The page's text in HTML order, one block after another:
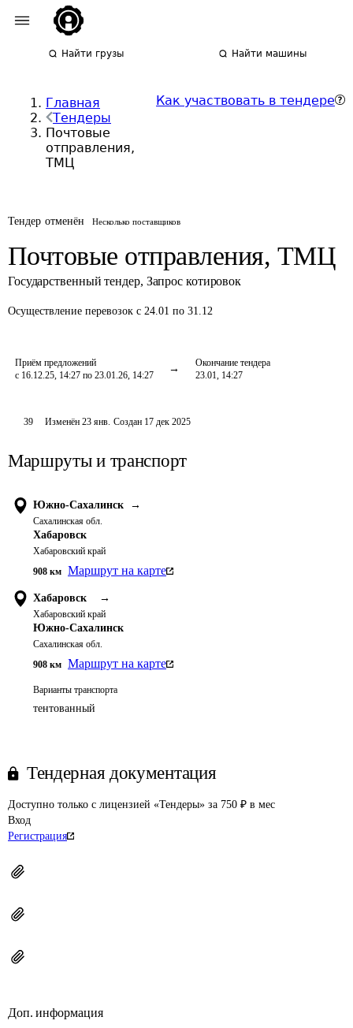
Найти грузы Найти машины
Главная
Тендеры
Почтовые
отправления,
ТМЦ
Как участвовать в тендере
Тендер отменён Несколько поставщиков
Почтовые отправления, ТМЦ
Государственный тендер, Запрос котировок
Осуществление перевозок с 24.01 по 31.12
Приём предложений
с 16.12.25, 14:27 по 23.01.26, 14:27
Окончание тендера
23.01, 14:27
39 Изменён23 янв. Создан 17 дек 2025
Маршруты и транспорт
Южно-Сахалинск →
Сахалинская обл.
Хабаровск
Хабаровский край
908 км Маршрут на карте
Хабаровск →
Хабаровский край
Южно-Сахалинск
Сахалинская обл.
908 км Маршрут на карте
Варианты транспорта
тентованный
Тендерная документация
Доступно только с лицензией «Тендеры» за 750 ₽ в мес
Вход
Регистрация
Доп. информация